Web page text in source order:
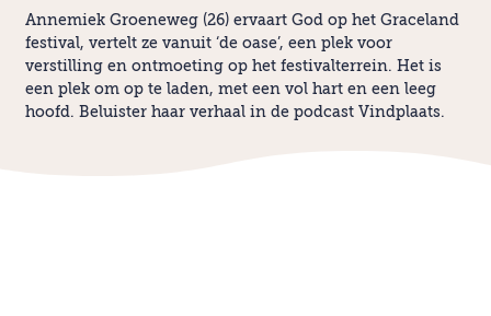
Annemiek Groeneweg (26) ervaart God op het Graceland
festival, vertelt ze vanuit ‘de oase’, een plek voor
verstilling en ontmoeting op het festivalterrein. Het is
een plek om op te laden, met een vol hart en een leeg
hoofd. Beluister haar verhaal in de podcast Vindplaats.